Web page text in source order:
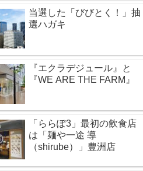
当選した「びびとく！」抽
選ハガキ
『エクラデジュール』と
『WE ARE THE FARM』
「ららぽ3」最初の飲食店
は「麺や一途 導
（shirube）」豊洲店